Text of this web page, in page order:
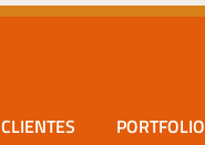
CLIENTES PORTFOLIO